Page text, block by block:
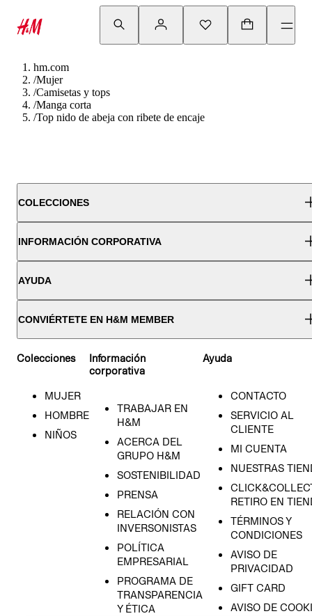
hm.com
/Mujer
/Camisetas y tops
/Manga corta
/Top nido de abeja con ribete de encaje
COLECCIONES
INFORMACIÓN CORPORATIVA
AYUDA
CONVIÉRTETE EN H&M MEMBER
Colecciones
MUJER
HOMBRE
NIÑOS
Información
corporativa
TRABAJAR EN
H&M
ACERCA DEL
GRUPO H&M
SOSTENIBILIDAD
PRENSA
RELACIÓN CON
INVERSONISTAS
POLÍTICA
EMPRESARIAL
PROGRAMA DE
TRANSPARENCIA
Y ÉTICA
Ayuda
CONTACTO
SERVICIO AL
CLIENTE
MI CUENTA
NUESTRAS
RETIRO EN
TÉRMINOS Y
CONDICIONES
AVISO DE
PRIVACIDAD
GIFT CARD
AVISO DE